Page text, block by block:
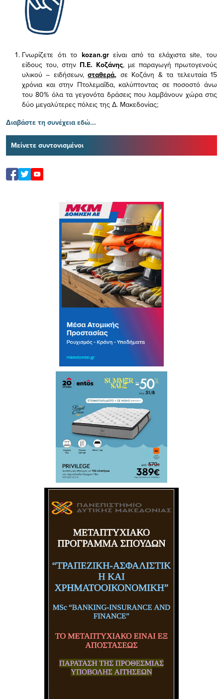
Γνωρίζετε ότι το kozan.gr είναι από τα ελάχισταsite, του
είδους του, στην Π.Ε. Κοζάνης, με παραγωγή πρωτογενούς
υλικού – ειδήσεων,σταθερά, σε Κοζάνη & τα τελευταία 15
χρόνια και στην Πτολεμαΐδα, καλύπτοντας σε ποσοστό άνω
του 80% όλα τα γεγονότα δράσεις που λαμβάνουν χώρα στις
δύο μεγαλύτερες πόλεις της Δ. Μακεδονίας;
Διαβάστε τη συνέχεια εδώ...
Μείνετε συντονισμένοι